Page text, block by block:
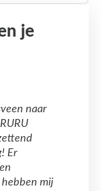
je
naar
Er
mij